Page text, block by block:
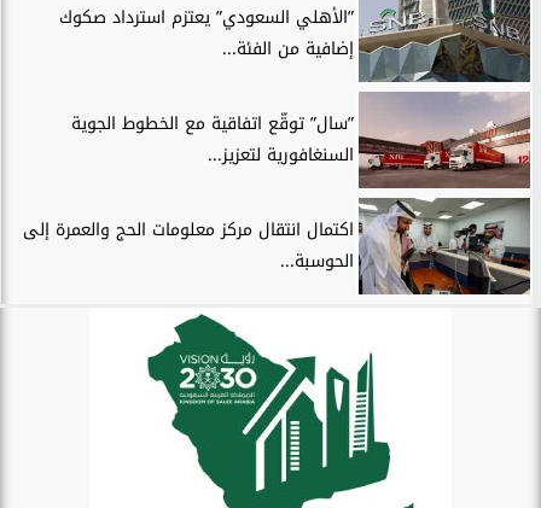
”الأهلي السعودي” يعتزم استرداد صكوك
إضافية من الفئة...
”سال” توقّع اتفاقية مع الخطوط الجوية
السنغافورية لتعزيز...
اكتمال انتقال مركز معلومات الحج والعمرة إلى
الحوسبة...